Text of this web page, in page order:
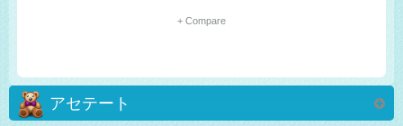
+ Compare
アセテート